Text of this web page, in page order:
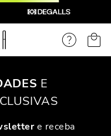
Para "scarpin-couro-
"